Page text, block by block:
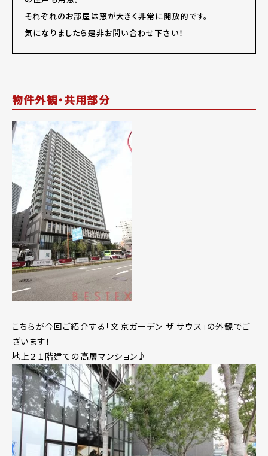
それぞれのお部屋は窓が大きく非常に開放的です。
気になりましたら是非お問い合わせ下さい！
物件外観・共用部分
こちらが今回ご紹介する「文京ガーデン ザ サウス」の外観でご
ざいます！
地上２１階建ての高層マンション♪